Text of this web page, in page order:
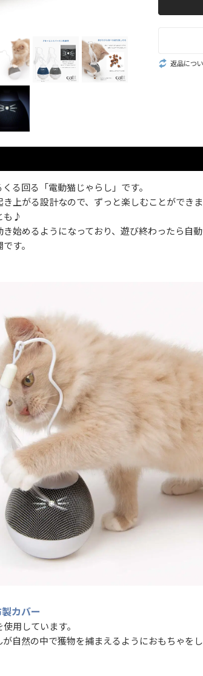
返品につ
る回る「電動猫じゃらし」です。
上がる設計なので、ずっと楽しむことができ
も♪
始めるようになっており、遊び終わったら自
す。
カバー
用しています。
自然の中で獲物を捕まえるようにおもちゃを